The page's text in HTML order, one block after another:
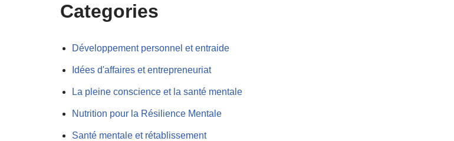
Categories
Développement personnel et entraide
Idées d'affaires et entrepreneuriat
La pleine conscience et la santé mentale
Nutrition pour la Résilience Mentale
Santé mentale et rétablissement